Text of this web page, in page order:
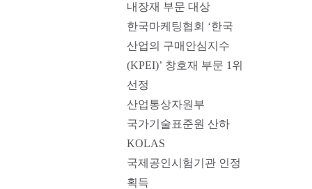
내장재 부문 대상
한국마케팅협회 ‘한국
산업의 구매안심지수
(KPEI)’ 창호재 부문 1위
선정
산업통상자원부
국가기술표준원 산하
KOLAS
국제공인시험기관 인정
획득